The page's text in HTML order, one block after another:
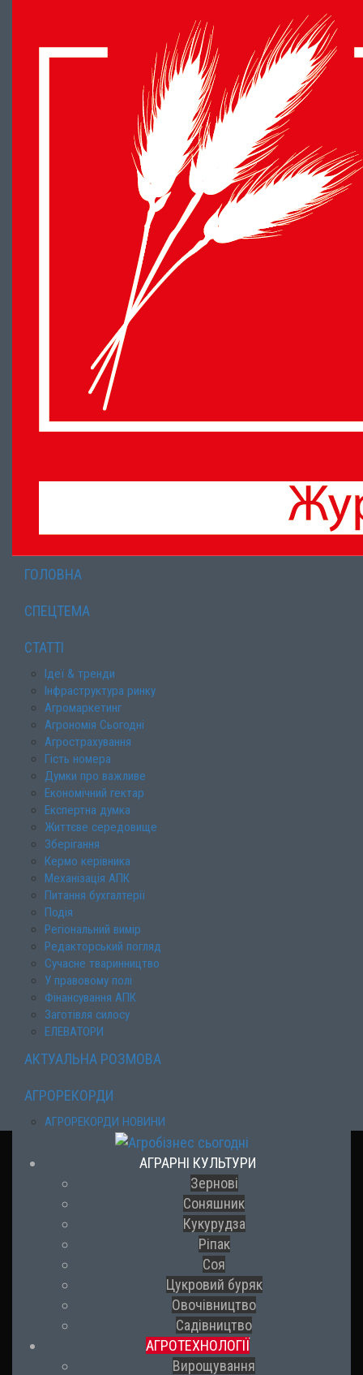
ГОЛОВНА
СПЕЦТЕМА
СТАТТІ
Ідеї & тренди
Інфраструктура ринку
Агромаркетинг
Агрономія Сьогодні
Агрострахування
Гість номера
Думки про важливе
Економічний гектар
Експертна думка
Життєве середовище
Зберігання
Кермо керівника
Механізація АПК
Питання бухгалтерії
Подія
Регіональний вимір
Редакторський погляд
Сучасне тваринництво
У правовому полі
Фінансування АПК
Заготівля силосу
ЕЛЕВАТОРИ
АКТУАЛЬНА РОЗМОВА
АГРОРЕКОРДИ
АГРОРЕКОРДИ НОВИНИ
АГРАРНІ КУЛЬТУРИ
Зернові
Соняшник
Кукурудза
Ріпак
Соя
Цукровий буряк
Овочівництво
Садівництво
АГРОТЕХНОЛОГІЇ
Вирощування